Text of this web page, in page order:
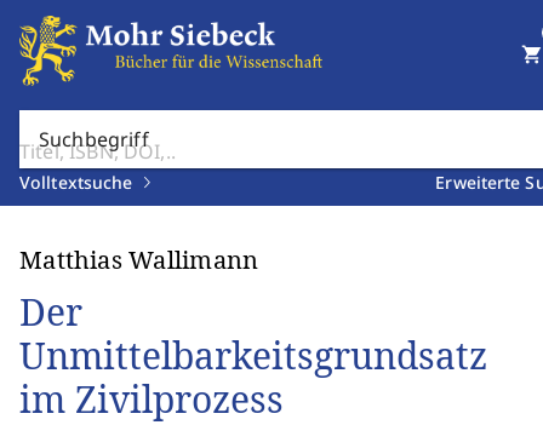
Suchbegriff
Volltextsuche Erweiterte
shopping_cart
Matthias Wallimann
Der
Unmittelbarkeitsgrundsatz
im Zivilprozess